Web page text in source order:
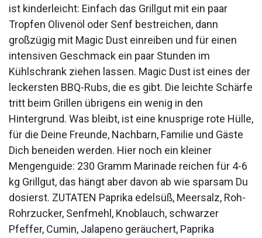
ist kinderleicht: Einfach das Grillgut mit ein paar
Tropfen Olivenöl oder Senf bestreichen, dann
großzügig mit Magic Dust einreiben und für einen
intensiven Geschmack ein paar Stunden im
Kühlschrank ziehen lassen. Magic Dust ist eines der
leckersten BBQ-Rubs, die es gibt. Die leichte Schärfe
tritt beim Grillen übrigens ein wenig in den
Hintergrund. Was bleibt, ist eine knusprige rote Hülle,
für die Deine Freunde, Nachbarn, Familie und Gäste
Dich beneiden werden. Hier noch ein kleiner
Mengenguide: 230 Gramm Marinade reichen für 4-6
kg Grillgut, das hängt aber davon ab wie sparsam Du
dosierst. ZUTATEN Paprika edelsüß, Meersalz, Roh-
Rohrzucker, Senfmehl, Knoblauch, schwarzer
Pfeffer, Cumin, Jalapeno geräuchert, Paprika